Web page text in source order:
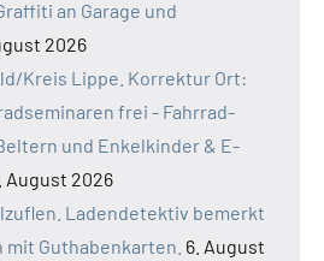
an Garage und
2026
Kreis Lippe. Korrektur Ort:
frei - Fahrrad-
und Enkelkinder & E-
August 2026
Ladendetektiv bemerkt
Guthabenkarten. 6. August